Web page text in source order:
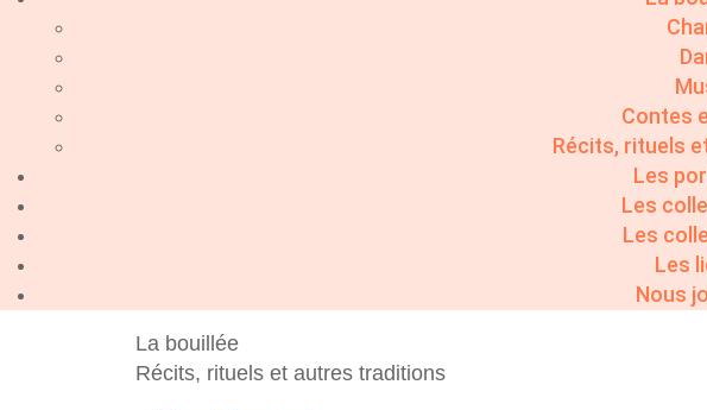
Contes
Récits, rituels
Les
Les
Les
Les
Nous
La bouillée
Récits, rituels et autres traditions